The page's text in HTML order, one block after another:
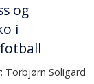
og
i
Torbjørn Soligard